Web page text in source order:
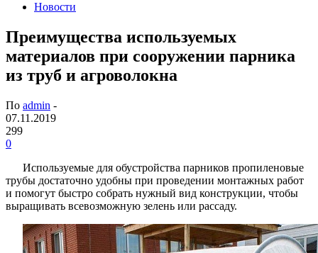
Новости
Преимущества используемых
материалов при сооружении парника
из труб и агроволокна
По admin -
07.11.2019
299
0
Используемые для обустройства парников пропиленовые
трубы достаточно удобны при проведении монтажных работ
и помогут быстро собрать нужный вид конструкции, чтобы
выращивать всевозможную зелень или рассаду.